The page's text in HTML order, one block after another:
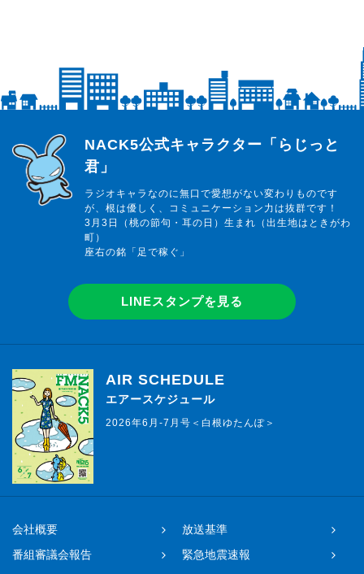
らじっと君
NACK5公式キャラクター「らじっと
君」
ラジオキャラなのに無口で愛想がない変わりものです
が、根は優しく、コミュニケーション力は抜群です！
3月3日（桃の節句・耳の日）生まれ（出生地はときがわ
町）
座右の銘「足で稼ぐ」
LINEスタンプを見る
AIR SCHEDULE
エアースケジュール
2026年6月-7月号＜白根ゆたんぽ＞
会社概要
放送基準
番組審議会報告
緊急地震速報